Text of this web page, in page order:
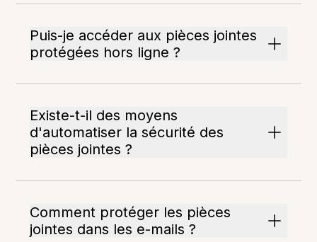
Puis-je accéder aux pièces jointes
protégées hors ligne ?
Existe-t-il des moyens
d'automatiser la sécurité des
pièces jointes ?
Comment protéger les pièces
jointes dans les e-mails ?